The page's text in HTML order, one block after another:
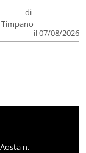
di
Timpano
il 07/08/2026
n.